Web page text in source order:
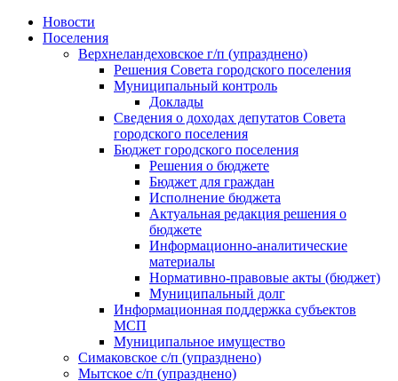
Skip
Новости
Поселения
Верхнеландеховское г/п (упразднено)
Решения Совета городского поселения
Муниципальный контроль
Доклады
Сведения о доходах депутатов Совета
городского поселения
Бюджет городского поселения
Решения о бюджете
Бюджет для граждан
Исполнение бюджета
Актуальная редакция решения о
бюджете
Информационно-аналитические
материалы
Нормативно-правовые акты (бюджет)
Муниципальный долг
Информационная поддержка субъектов
МСП
Муниципальное имущество
Симаковское с/п (упразднено)
Мытское с/п (упразднено)